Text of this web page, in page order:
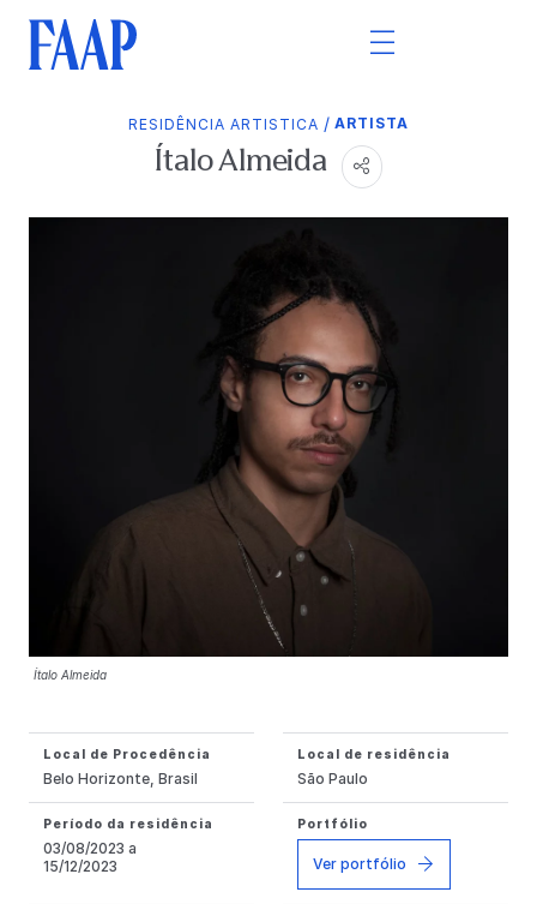
RESIDÊNCIA ARTISTICA / ARTISTA
Ítalo Almeida
Ítalo Almeida
Local de Procedência
Belo Horizonte, Brasil
Local de residência
São Paulo
Período da residência
03/08/2023 a
15/12/2023
Portfólio
Ver portfólio